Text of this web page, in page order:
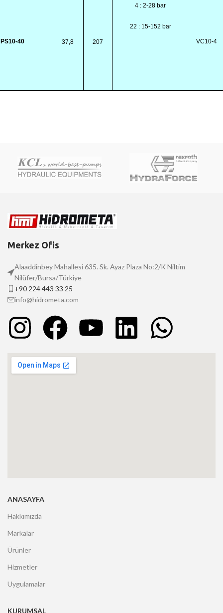
PS10-40 37,8 207
4 : 2-28 bar
22 : 15-152 bar
VC10-4
Merkez Ofis
Alaaddinbey Mahallesi 635. Sk. Ayaz Plaza No:2/K Niltim
Nilüfer/Bursa/Türkiye
+90 224 443 33 25
info@hidrometa.com
ANASAYFA
Hakkımızda
Markalar
Ürünler
Hizmetler
Uygulamalar
KURUMSAL